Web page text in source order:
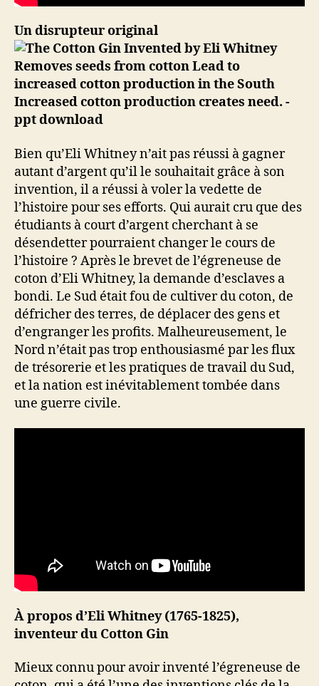
Un disrupteur original
Bien qu’Eli Whitney n’ait pas réussi à gagner
autant d’argent qu’il le souhaitait grâce à son
invention, il a réussi à voler la vedette de
l’histoire pour ses efforts. Qui aurait cru que des
étudiants à court d’argent cherchant à se
désendetter pourraient changer le cours de
l’histoire ? Après le brevet de l’égreneuse de
coton d’Eli Whitney, la demande d’esclaves a
bondi. Le Sud était fou de cultiver du coton, de
défricher des terres, de déplacer des gens et
d’engranger les profits. Malheureusement, le
Nord n’était pas trop enthousiasmé par les flux
de trésorerie et les pratiques de travail du Sud,
et la nation est inévitablement tombée dans
une guerre civile.
À propos d’Eli Whitney (1765-1825),
inventeur du Cotton Gin
Mieux connu pour avoir inventé l’égreneuse de